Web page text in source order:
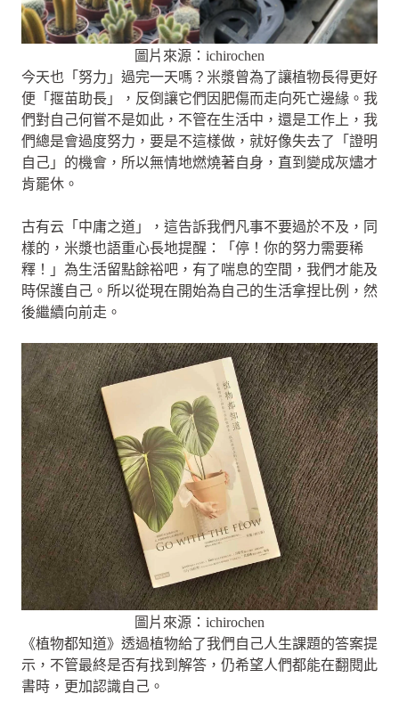
圖片來源：ichirochen
今天也「努力」過完一天嗎？米漿曾為了讓植物長得更好
便「揠苗助長」，反倒讓它們因肥傷而走向死亡邊緣。我
們對自己何嘗不是如此，不管在生活中，還是工作上，我
們總是會過度努力，要是不這樣做，就好像失去了「證明
自己」的機會，所以無情地燃燒著自身，直到變成灰燼才
肯罷休。
古有云「中庸之道」，這告訴我們凡事不要過於不及，同
樣的，米漿也語重心長地提醒：「停！你的努力需要稀
釋！」為生活留點餘裕吧，有了喘息的空間，我們才能及
時保護自己。所以從現在開始為自己的生活拿捏比例，然
後繼續向前走。
圖片來源：ichirochen
《植物都知道》透過植物給了我們自己人生課題的答案提
示，不管最終是否有找到解答，仍希望人們都能在翻閱此
書時，更加認識自己。